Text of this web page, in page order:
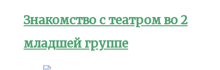
Знакомство с театром во 2
младшей группе